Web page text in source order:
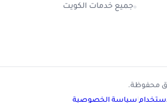
جميع خدمات الكويت
محفوظة.
سياسة الخصوصية